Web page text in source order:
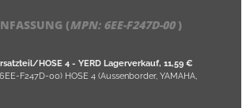
(MPN: 6EE-F247D-00)
HOSE 4 - YERD Lagerverkauf, 11,59 €
F247D-00) HOSE 4 (Aussenborder, YAMAHA,